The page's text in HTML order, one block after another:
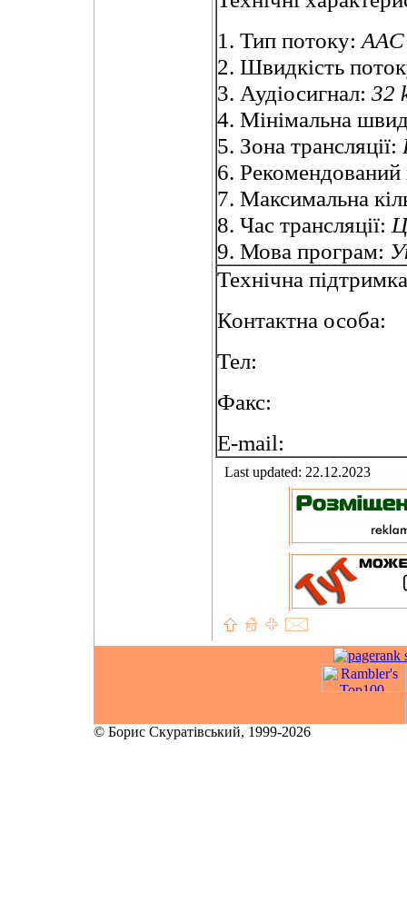
1. Тип потоку:
2. Швидкість
3. Аудіосигнал: 32
4. Мінімальна
5. Зона трансляції:
6.
7. Максимальна
8. Час трансляції:
9. Мова програм:
Технічна підтримка
Контактна особа:
Тел:
Факс:
E-mail:
Last updated: 22.12.2023
© Борис Скуратівський, 1999-2026